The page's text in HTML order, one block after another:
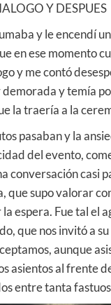
Y DESPUES
y le encendí
en ese momento
y me contó
y temía
la traería a la
pasaban y la
del evento,
conversación casi
que supo valorar
espera. Fue tal el
que nos invitó a
aunque
asientos al frente
entre tanta